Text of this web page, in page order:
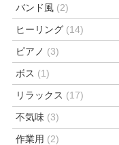
バンド風 (2)
ヒーリング (14)
ピアノ (3)
ボス (1)
リラックス (17)
不気味 (3)
作業用 (2)